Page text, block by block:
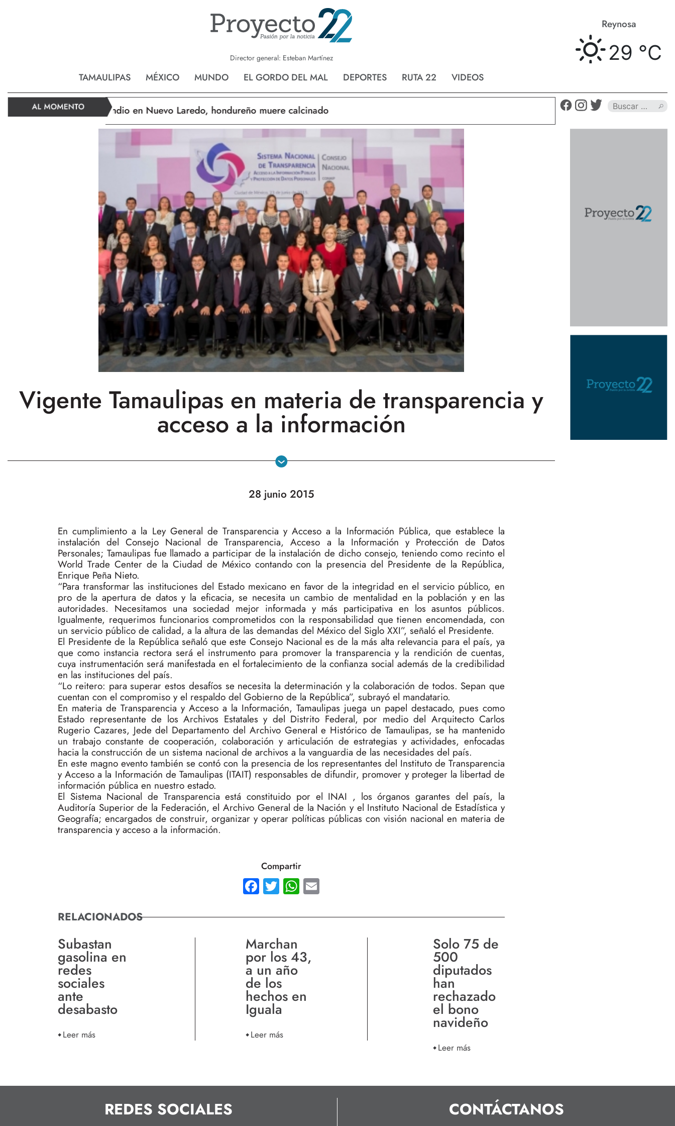
Director general: Esteban Martínez
TAMAULIPAS MÉXICO MUNDO EL GORDO DEL MAL DEPORTES RUTA 22 VIDEOS
San Fernando Matamoros
29 °
Reynosa
29 °C
Trágico incendio en Nuevo Laredo, hondureño muere calcinado
Vigente Tamaulipas en materia de transparencia y
acceso a la información
28 junio 2015
En cumplimiento a la Ley General de Transparencia y Acceso a la Información Pública, que establece la
instalación del Consejo Nacional de Transparencia, Acceso a la Información y Protección de Datos
Personales; Tamaulipas fue llamado a participar de la instalación de dicho consejo, teniendo como recinto el
World Trade Center de la Ciudad de México contando con la presencia del Presidente de la República,
Enrique Peña Nieto.
“Para transformar las instituciones del Estado mexicano en favor de la integridad en el servicio público, en
pro de la apertura de datos y la eficacia, se necesita un cambio de mentalidad en la población y en las
autoridades. Necesitamos una sociedad mejor informada y más participativa en los asuntos públicos.
Igualmente, requerimos funcionarios comprometidos con la responsabilidad que tienen encomendada, con
un servicio público de calidad, a la altura de las demandas del México del Siglo XXI”, señaló el Presidente.
El Presidente de la República señaló que este Consejo Nacional es de la más alta relevancia para el país, ya
que como instancia rectora será el instrumento para promover la transparencia y la rendición de cuentas,
cuya instrumentación será manifestada en el fortalecimiento de la confianza social además de la credibilidad
en las instituciones del país.
“Lo reitero: para superar estos desafíos se necesita la determinación y la colaboración de todos. Sepan que
cuentan con el compromiso y el respaldo del Gobierno de la República”, subrayó el mandatario.
En materia de Transparencia y Acceso a la Información, Tamaulipas juega un papel destacado, pues como
Estado representante de los Archivos Estatales y del Distrito Federal, por medio del Arquitecto Carlos
Rugerio Cazares, Jede del Departamento del Archivo General e Histórico de Tamaulipas, se ha mantenido
un trabajo constante de cooperación, colaboración y articulación de estrategias y actividades, enfocadas
hacia la construcción de un sistema nacional de archivos a la vanguardia de las necesidades del país.
En este magno evento también se contó con la presencia de los representantes del Instituto de Transparencia
y Acceso a la Información de Tamaulipas (ITAIT) responsables de difundir, promover y proteger la libertad de
información pública en nuestro estado.
El Sistema Nacional de Transparencia está constituido por el INAI , los órganos garantes del país, la
Auditoría Superior de la Federación, el Archivo General de la Nación y el Instituto Nacional de Estadística y
Geografía; encargados de construir, organizar y operar políticas públicas con visión nacional en materia de
transparencia y acceso a la información.
Compartir
Facebook
TwitterWhatsApp
RELACIONADOS
Subastan
gasolina en
redes
sociales
ante
desabasto
Leer más
Marchan
por los 43,
a un año
de los
hechos en
Iguala
Leer más
Solo 75 de
500
diputados
han
rechazado
el bono
navideño
Leer más
REDES SOCIALES CONTÁCTANOS